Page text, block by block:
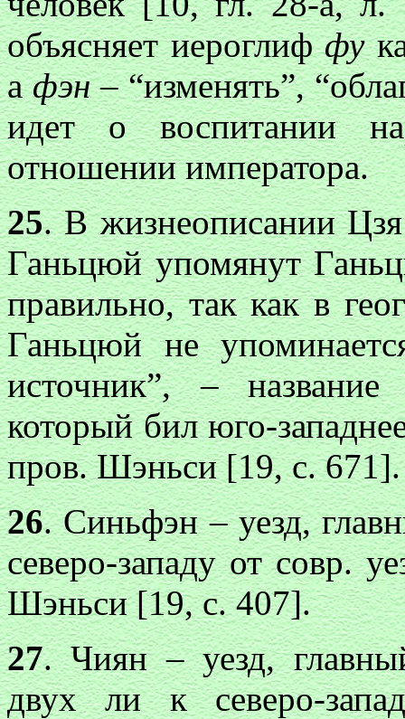
объясняет иероглиффу
афэн– “изменять”,
идет о воспитании
отношении императора.
25. В жизнеописании
Ганьцюй упомянут
правильно, так как в
Ганьцюй не
источник”, –
который бил юго-
пров. Шэньси [19, с. 671].
26. Синьфэн – уезд,
северо-западу от совр.
Шэньси [19, с. 407].
27. Чиян – уезд,
двух ли к северо-